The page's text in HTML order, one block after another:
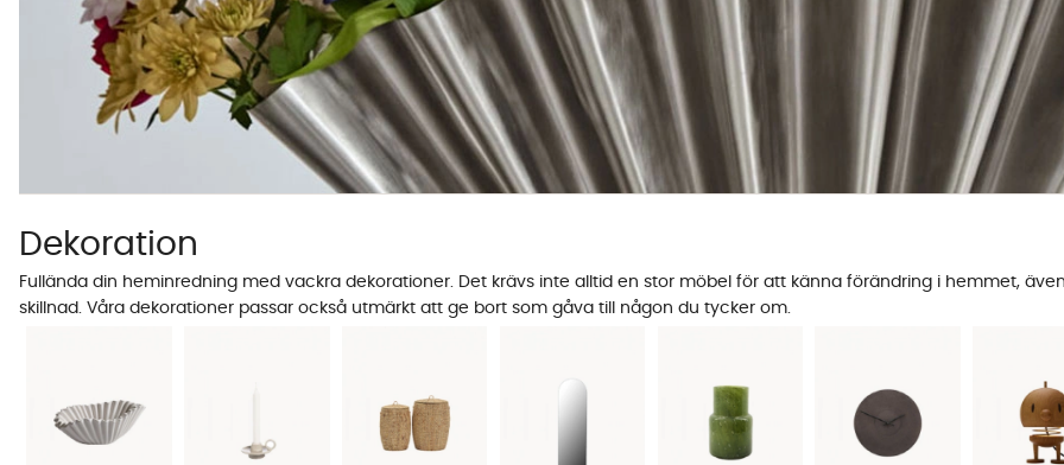
Dekoration
Fullända din heminredning med vackra dekorationer. Det krävs inte alltid en stor möbel för att känna förändring i hemmet,
skillnad. Våra dekorationer passar också utmärkt att ge bort som gåva till någon du tycker om.